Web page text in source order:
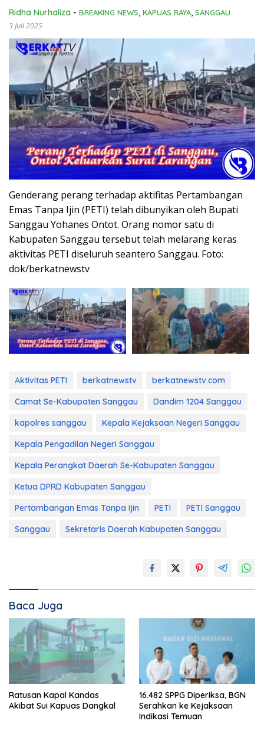
Ridha Nurhaliza - BREAKING NEWS, KAPUAS RAYA, SANGGAU
3 Juli 2025
Genderang perang terhadap aktifitas Pertambangan
Emas Tanpa Ijin (PETI) telah dibunyikan oleh Bupati
Sanggau Yohanes Ontot. Orang nomor satu di
Kabupaten Sanggau tersebut telah melarang keras
aktivitas PETI diseluruh seantero Sanggau. Foto:
dok/berkatnewstv
Aktivitas PETI berkatnewstv
berkatnewstv.com
Camat Se-Kabupaten Sanggau
Dandim 1204 Sanggau
kapolres sanggau
Kepala Kejaksaan Negeri Sanggau
Kepala Pengadilan Negeri Sanggau
Kepala Perangkat Daerah Se-Kabupaten Sanggau
Ketua DPRD Kabupaten Sanggau
Pertambangan Emas Tanpa Ijin
PETI
PETI Sanggau
Sanggau
Sekretaris Daerah Kabupaten Sanggau
Baca Juga
Ratusan Kapal Kandas
Akibat Sui Kapuas Dangkal
16.482 SPPG Diperiksa, BGN
Serahkan ke Kejaksaan
Indikasi Temuan